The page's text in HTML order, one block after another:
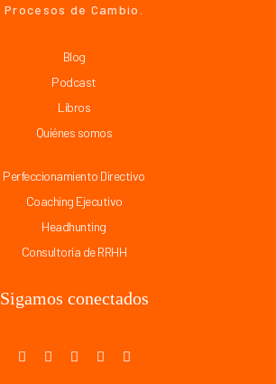
Procesos de Cambio.
Blog
Podcast
Libros
Quiénes somos
Perfeccionamiento Directivo
Coaching Ejecutivo
Headhunting
Consultoría de RRHH
Sigamos conectados